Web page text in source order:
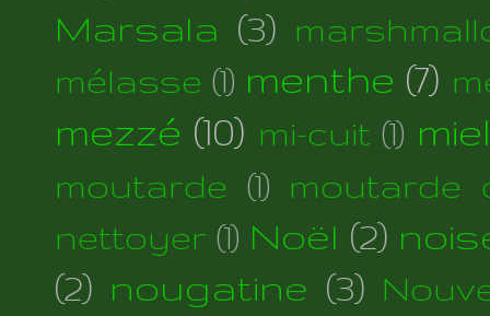
Marsala (3)
mélasse (1) menthe (7)
mezzé (10) mi-cuit (1) miel
moutarde (1) moutarde
nettoyer (1) Noël (2)
(2) nougatine (3)